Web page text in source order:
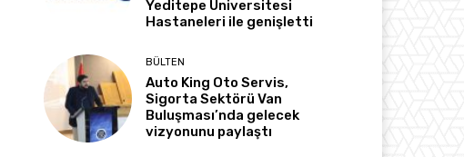
Yeditepe Üniversitesi
Hastaneleri ile genişletti
BÜLTEN
Auto King Oto Servis,
Sigorta Sektörü Van
Buluşması’nda gelecek
vizyonunu paylaştı